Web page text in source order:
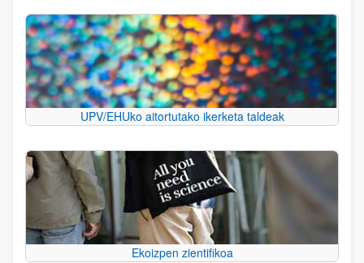
UPV/EHUko aitortutako ikerketa taldeak
Ekoizpen zientifikoa